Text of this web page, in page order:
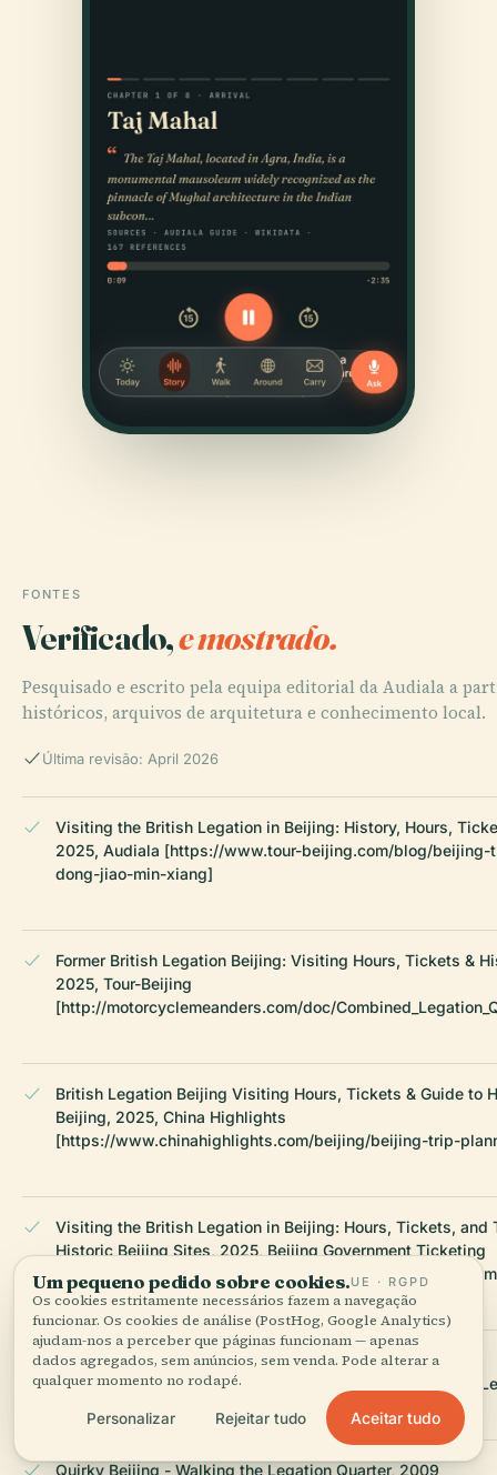
FONTES
Verificado,e mostrado.
Pesquisado e escrito pela equipa editorial da Audiala a
históricos, arquivos de arquitetura e conhecimento local.
Última revisão: April 2026
Visiting the British Legation in Beijing: History, Hours,
2025, Audiala [https://www.tour-beijing.com/blog/
dong-jiao-min-xiang]
Former British Legation Beijing: Visiting Hours, Tickets &
2025, Tour-Beijing
[http://motorcyclemeanders.com/doc/
British Legation Beijing Visiting Hours, Tickets & Guide to
Beijing, 2025, China Highlights
[https://www.chinahighlights.com/beijing/beijing-trip-
Visiting the British Legation in Beijing: Hours, Tickets, and
Historic Beijing Sites, 2025, Beijing Government Ticketing
[https://english.beijing.gov.cn/specials/ticketing/
Siege of the International Legations, Wikipedia
[https://en.wikipedia.org/wiki/
Quirky Beijing - Walking the Legation Quarter, 2009
Um pequeno pedido sobre cookies.UE · RGPD
Os cookies estritamente necessários fazem a navegação
funcionar. Os cookies de análise (PostHog, Google Analytics)
ajudam-nos a perceber que páginas funcionam — apenas
dados agregados, sem anúncios, sem venda. Pode alterar a
qualquer momento no rodapé.
Personalizar Rejeitar tudo Aceitar tudo